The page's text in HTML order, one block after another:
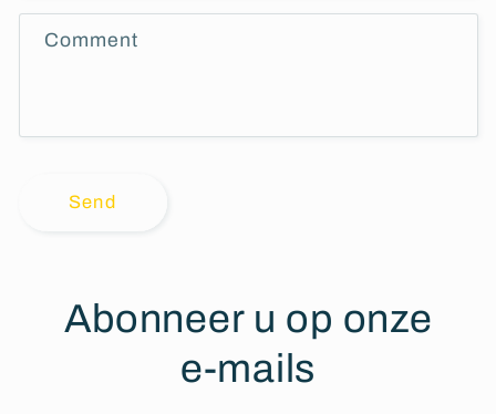
Comment
Send
Abonneer u op onze
e-mails